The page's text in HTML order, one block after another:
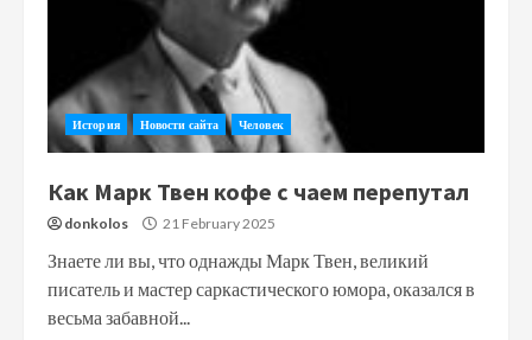
История Новости сайта Человек
Как Марк Твен кофе с чаем перепутал
donkolos 21 February 2025
Знаете ли вы, что однажды Марк Твен, великий
писатель и мастер саркастического юмора, оказался в
весьма забавной...